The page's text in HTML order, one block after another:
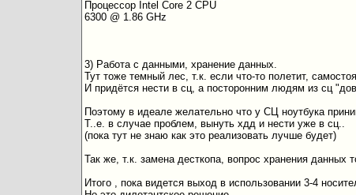
Процессор Intel Core 2 CPU
6300 @ 1.86 GHz
3) Работа с данными, хранение данных.
Тут тоже темный лес, т.к. если что-то полетит,
И придётся нести в сц, а посторонним людям из сц
Поэтому в идеале желательно что у СЦ ноутбука
Т..е. в случае проблем, вынуть хдд и нести уже в сц..
(пока тут не знаю как это реализовать лучше будет)
Так же, т.к. замена десткопа, вопрос хранения данных
Итого , пока видется выход в использовании 3-4